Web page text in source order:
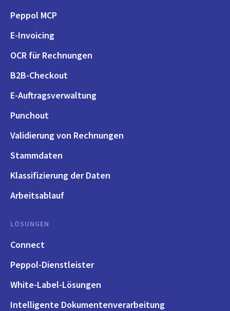
Peppol MCP
E-Invoicing
OCR für Rechnungen
B2B-Checkout
E-Auftragsverwaltung
Punchout
Validierung von Rechnungen
Stammdaten
Klassifizierung der Daten
Arbeitsablauf
LÖSUNGEN
Connect
Peppol-Dienstleister
White-Label-Lösungen
Intelligente Dokumentenverarbeitung